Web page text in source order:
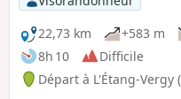
22,73 km
+583 m
8h 10
Difficile
Départ à L'Étang-Vergy